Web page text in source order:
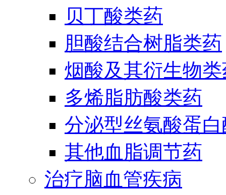
贝丁酸类药
胆酸结合树脂类药
烟酸及其衍生物
多烯脂肪酸类药
分泌型丝氨酸蛋
其他血脂调节药
治疗脑血管疾病